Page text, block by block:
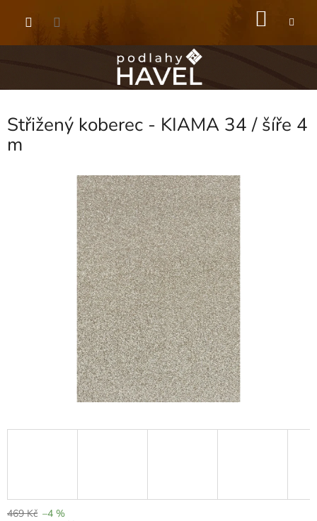
Střižený koberec - KIAMA 34 / šíře 4
m
469 Kč –4 %